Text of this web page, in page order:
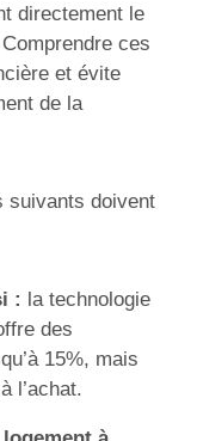
directement le
ces
et évite
de la
suivants doivent
: la technologie
des
15%, mais
l’achat.